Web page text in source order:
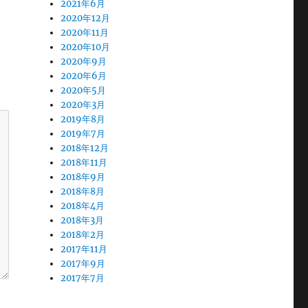
2021年6月
2020年12月
2020年11月
2020年10月
2020年9月
2020年6月
2020年5月
2020年3月
2019年8月
2019年7月
2018年12月
2018年11月
2018年9月
2018年8月
2018年4月
2018年3月
2018年2月
2017年11月
2017年9月
2017年7月